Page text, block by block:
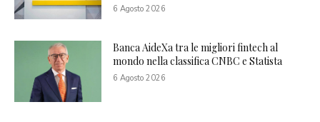
6 Agosto 2026
Banca AideXa tra le migliori fintech al
mondo nella classifica CNBC e Statista
6 Agosto 2026